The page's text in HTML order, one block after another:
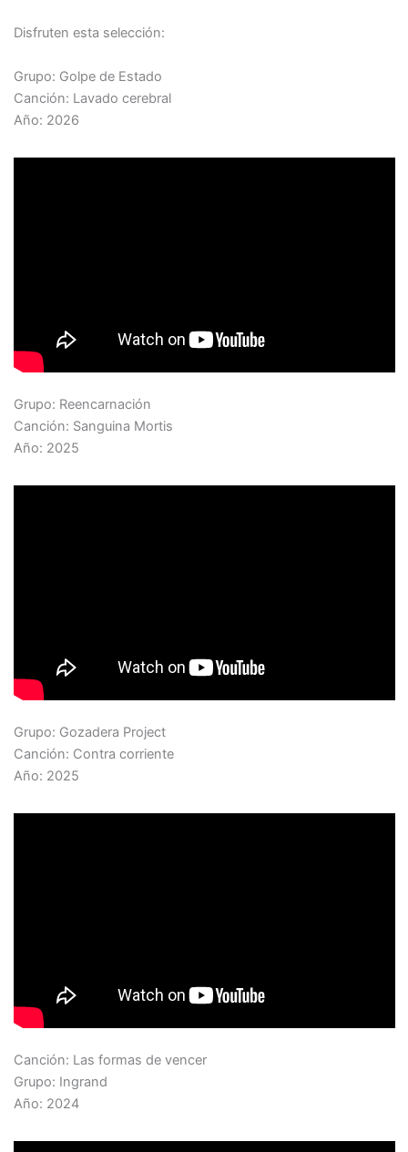
Disfruten esta selección:
Grupo: Golpe de Estado
Canción: Lavado cerebral
Año: 2026
Grupo: Reencarnación
Canción: Sanguina Mortis
Año: 2025
Grupo: Gozadera Project
Canción: Contra corriente
Año: 2025
Canción: Las formas de vencer
Grupo: Ingrand
Año: 2024